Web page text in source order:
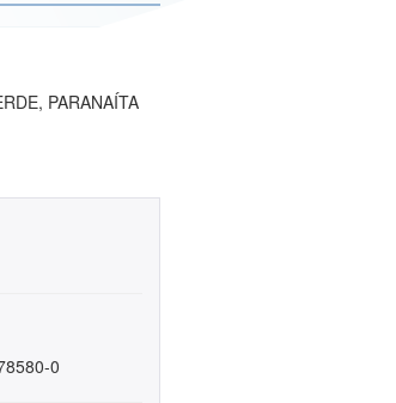
PARANAÍTA
0